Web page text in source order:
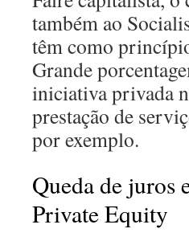
também ao
têm como
Grande
iniciativa privada
prestação de
por exemplo.
Queda de juros
Private Equity